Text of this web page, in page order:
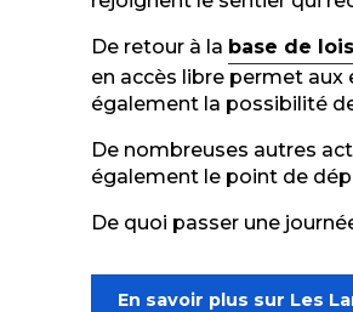
De retour à la base de
en accès libre permet aux
également la possibilité
De nombreuses autres
également le point de
De quoi passer une
En savoir plus sur Les